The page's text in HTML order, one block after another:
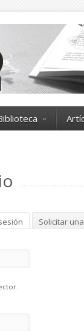
(solapa activa)
Solicitar